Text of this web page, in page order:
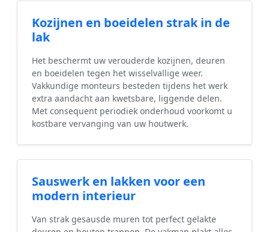
Kozijnen en boeidelen strak in de
lak
Het beschermt uw verouderde kozijnen, deuren
en boeidelen tegen het wisselvallige weer.
Vakkundige monteurs besteden tijdens het werk
extra aandacht aan kwetsbare, liggende delen.
Met consequent periodiek onderhoud voorkomt u
kostbare vervanging van uw houtwerk.
Sauswerk en lakken voor een
modern interieur
Van strak gesausde muren tot perfect gelakte